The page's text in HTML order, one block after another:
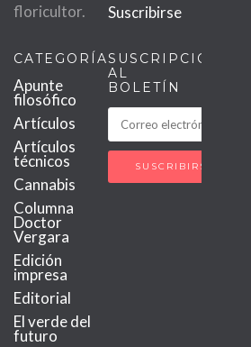
floricultor.
Suscribirse
CATEGORÍAS
Apunte
filosófico
Artículos
Artículos
técnicos
Cannabis
Columna
Doctor
Vergara
Edición
impresa
Editorial
El verde del
futuro
SUSCRIPCIÓN
AL
BOLETÍN